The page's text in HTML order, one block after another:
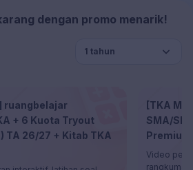
dengan promo menarik!
1 tahun
ruangbelajar
+ 6 Kuota Tryout
TA 26/27 + Kitab TKA
[TKA
SMA/
Premium
Video